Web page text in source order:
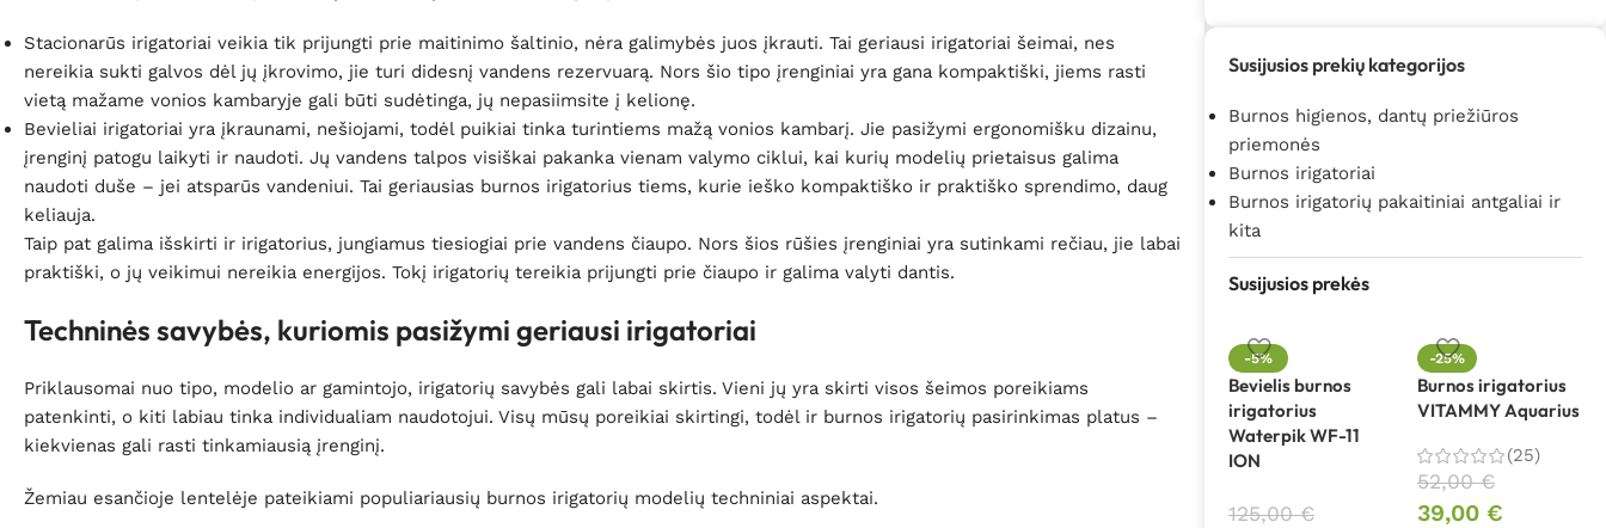
Stacionarūs irigatoriai veikia tik prijungti prie maitinimo šaltinio, nėra galimybės juos įkrauti. Tai geriausi irigatoriai šeimai, nes
nereikia sukti galvos dėl jų įkrovimo, jie turi didesnį vandens rezervuarą. Nors šio tipo įrenginiai yra gana kompaktiški, jiems rasti
vietą mažame vonios kambaryje gali būti sudėtinga, jų nepasiimsite į kelionę.
Bevieliai irigatoriai yra įkraunami, nešiojami, todėl puikiai tinka turintiems mažą vonios kambarį. Jie pasižymi ergonomišku dizainu,
įrenginį patogu laikyti ir naudoti. Jų vandens talpos visiškai pakanka vienam valymo ciklui, kai kurių modelių prietaisus galima
naudoti duše – jei atsparūs vandeniui. Tai geriausias burnos irigatorius tiems, kurie ieško kompaktiško ir praktiško sprendimo, daug
keliauja.
Taip pat galima išskirti ir irigatorius, jungiamus tiesiogiai prie vandens čiaupo. Nors šios rūšies įrenginiai yra sutinkami rečiau, jie labai
praktiški, o jų veikimui nereikia energijos. Tokį irigatorių tereikia prijungti prie čiaupo ir galima valyti dantis.
Techninės savybės, kuriomis pasižymi geriausi irigatoriai
Priklausomai nuo tipo, modelio ar gamintojo, irigatorių savybės gali labai skirtis. Vieni jų yra skirti visos šeimos poreikiams
patenkinti, o kiti labiau tinka individualiam naudotojui. Visų mūsų poreikiai skirtingi, todėl ir burnos irigatorių pasirinkimas platus –
kiekvienas gali rasti tinkamiausią įrenginį.
Žemiau esančioje lentelėje pateikiami populiariausių burnos irigatorių modelių techniniai aspektai.
Susijusios prekių kategorijos
Burnos higienos, dantų priežiūros
priemonės
Burnos irigatoriai
Burnos irigatorių pakaitiniai antgaliai ir
kita
Susijusios prekės
-5%
Bevielis burnos
irigatorius
Waterpik WF-11
ION
125,00€
-25%
Burnos irigatorius
VITAMMY Aquarius
(25)
52,00€
39,00 €